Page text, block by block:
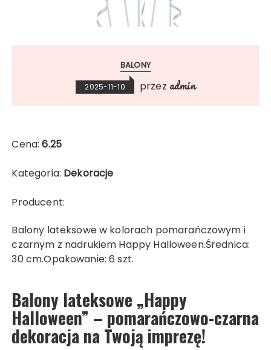
BALONY
2025-11-10 przez admin
Cena:6.25
Kategoria: Dekoracje
Producent:
Balony lateksowe w kolorach pomarańczowym i
czarnym z nadrukiem Happy Halloween.Średnica:
30 cm.Opakowanie: 6 szt.
Balony lateksowe „Happy
Halloween” – pomarańczowo-czarna
dekoracja na Twoją imprezę!